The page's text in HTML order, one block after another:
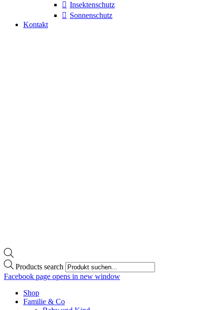
Insektenschutz
Sonnenschutz
Kontakt
Products search
Facebook page opens in new window
Shop
Familie & Co